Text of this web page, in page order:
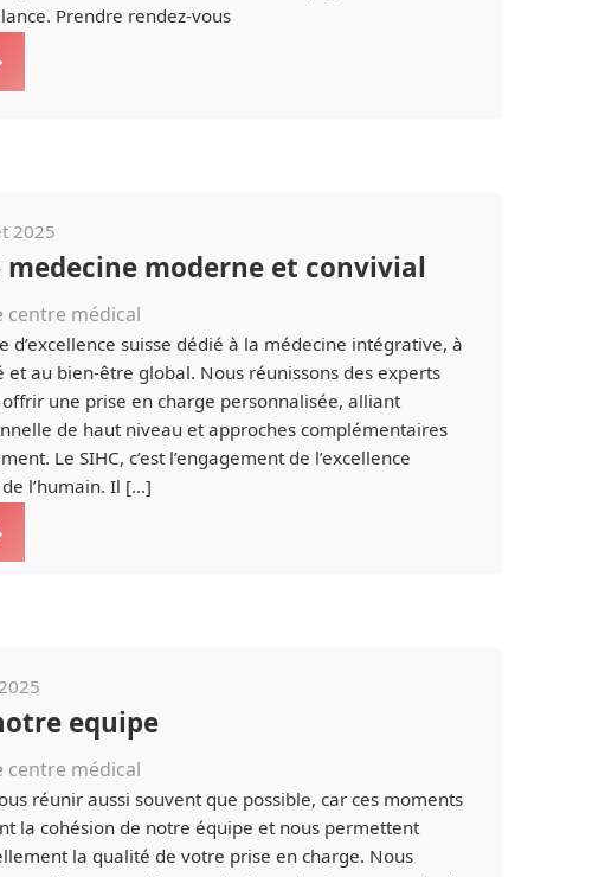
Prendre rendez-vous
2025
medecine moderne et convivial
médical
d’excellence suisse dédié à la médecine intégrative, à
et au bien-être global. Nous réunissons des experts
une prise en charge personnalisée, alliant
de haut niveau et approches complémentaires
Le SIHC, c’est l’engagement de l’excellence
l’humain. Il […]
equipe
médical
réunir aussi souvent que possible, car ces moments
la cohésion de notre équipe et nous permettent
la qualité de votre prise en charge. Nous